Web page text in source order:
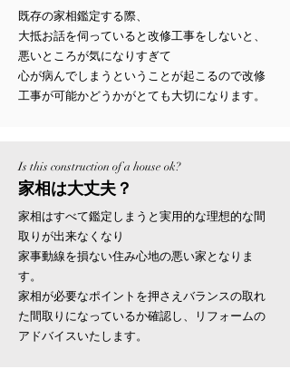
既存の家相鑑定する際、
大抵お話を伺っていると改修工事をしないと、
悪いところが気になりすぎて
心が病んでしまうということが起こるので改修
工事が可能かどうかがとても大切になります。
Is this construction of a house ok?
家相は大丈夫？
家相はすべて鑑定しまうと実用的な理想的な間
取りが出来なくなり
家事動線を損ない住み心地の悪い家となりま
す。
家相が必要なポイントを押さえバランスの取れ
た間取りになっているか確認し、リフォームの
アドバイスいたします。